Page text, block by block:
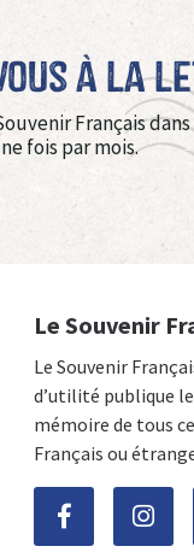
à La
Français
fois par mois.
Le Souvenir
Le Souvenir
d’utilité publique
mémoire de tous
Français ou